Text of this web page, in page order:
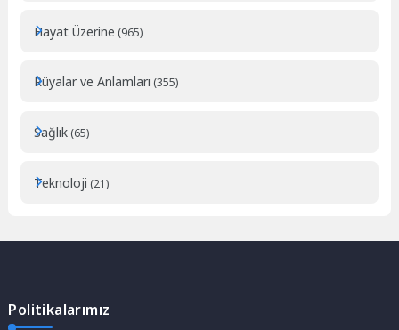
Hayat Üzerine (965)
Rüyalar ve Anlamları (355)
Sağlık (65)
Teknoloji (21)
Politikalarımız